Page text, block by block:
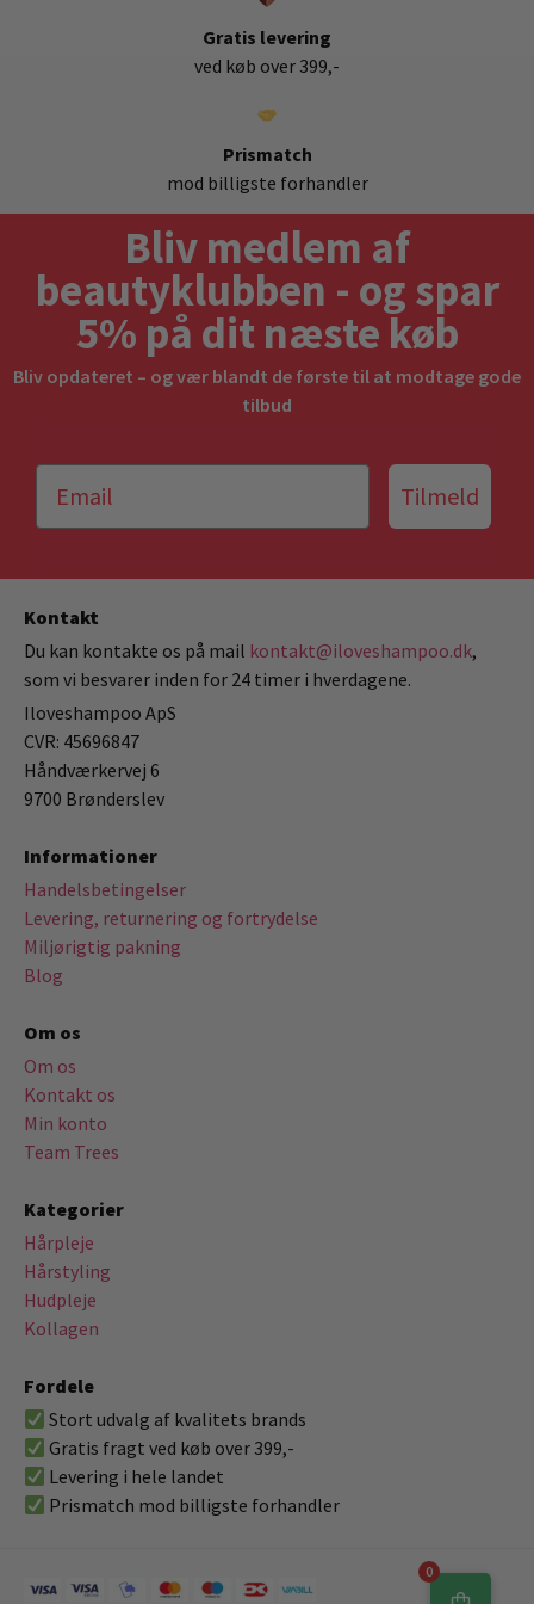
Gratis levering
ved køb over 399,-
Prismatch
mod billigste forhandler
Bliv medlem af
beautyklubben - og spar
5% på dit næste køb
Bliv opdateret – og vær blandt de første til at modtage gode
tilbud
Tilmeld
Kontakt
Du kan kontakte os på mail kontakt@iloveshampoo.dk,
som vi besvarer inden for 24 timer i hverdagene.
Iloveshampoo ApS
CVR: 45696847
Håndværkervej 6
9700 Brønderslev
Informationer
Handelsbetingelser
Levering, returnering og fortrydelse
Miljørigtig pakning
Blog
Om os
Om os
Kontakt os
Min konto
Team Trees
Kategorier
Hårpleje
Hårstyling
Hudpleje
Kollagen
Fordele
Stort udvalg af kvalitets brands
Gratis fragt ved køb over 399,-
Levering i hele landet
Prismatch mod billigste forhandler
0